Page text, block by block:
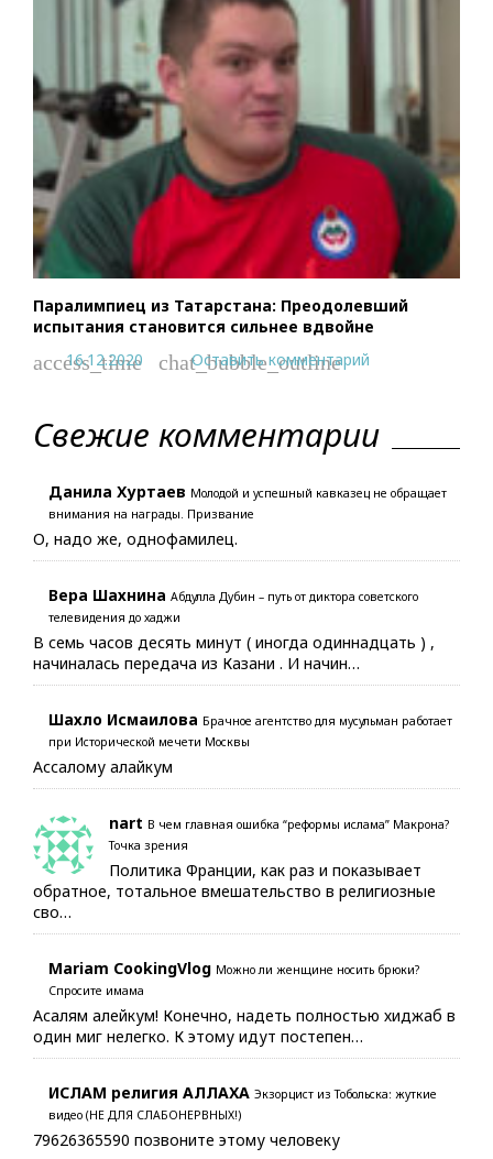
Паралимпиец из Татарстана: Преодолевший
испытания становится сильнее вдвойне
access_time
16.12.2020 chat_bubble_outline
Оставить комментарий
Свежие комментарии
Данила Хуртаев Молодой и успешный кавказец не обращает
внимания на награды. Призвание
О, надо же, однофамилец.
Вера Шахнина Абдулла Дубин – путь от диктора советского
телевидения до хаджи
В семь часов десять минут ( иногда одиннадцать ) ,
начиналась передача из Казани . И начин…
Шахло Исмаилова Брачное агентство для мусульман работает
при Исторической мечети Москвы
Ассалому алайкум
nart В чем главная ошибка “реформы ислама” Макрона?
Точка зрения
Политика Франции, как раз и показывает
обратное, тотальное вмешательство в религиозные
сво…
Mariam CookingVlog Можно ли женщине носить брюки?
Спросите имама
Асалям алейкум! Конечно, надеть полностью хиджаб в
один миг нелегко. К этому идут постепен…
ИСЛАМ религия АЛЛАХА Экзорцист из Тобольска: жуткие
видео (НЕ ДЛЯ СЛАБОНЕРВНЫХ!)
79626365590 позвоните этому человеку